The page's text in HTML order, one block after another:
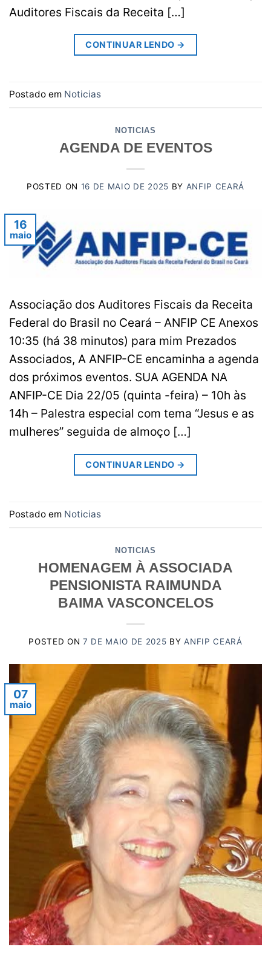
Auditores Fiscais da Receita […]
CONTINUAR LENDO →
Postado em Noticias
NOTICIAS
AGENDA DE EVENTOS
POSTED ON 16 DE MAIO DE 2025 BY ANFIP CEARÁ
16
maio
Associação dos Auditores Fiscais da Receita
Federal do Brasil no Ceará – ANFIP CE Anexos
10:35 (há 38 minutos) para mim Prezados
Associados, A ANFIP-CE encaminha a agenda
dos próximos eventos. SUA AGENDA NA
ANFIP-CE Dia 22/05 (quinta -feira) – 10h às
14h – Palestra especial com tema “Jesus e as
mulheres” seguida de almoço […]
CONTINUAR LENDO →
Postado em Noticias
NOTICIAS
HOMENAGEM À ASSOCIADA
PENSIONISTA RAIMUNDA
BAIMA VASCONCELOS
POSTED ON7 DE MAIO DE 2025 BYANFIP CEARÁ
07
maio